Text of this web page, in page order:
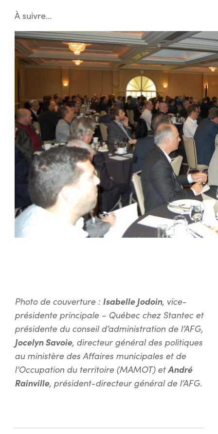
À suivre…
Photo de couverture : Isabelle Jodoin, vice-
présidente principale – Québec chez Stantec et
présidente du conseil d’administration de l’AFG,
Jocelyn Savoie, directeur général des politiques
au ministère des Affaires municipales et de
l’Occupation du territoire (MAMOT) etAndré
Rainville, président-directeur général de l’AFG.